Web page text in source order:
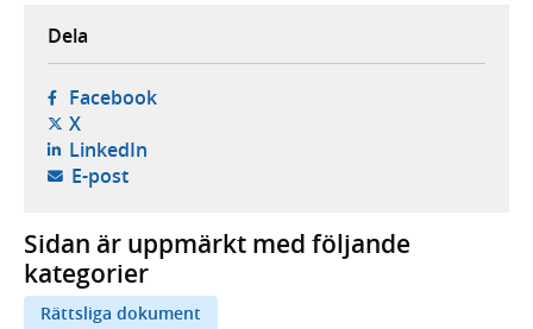
Dela
Facebook- öppnas i ny flik, extern webbplats,
X- öppnas i ny flik, extern webbplats,
LinkedIn- öppnas i ny flik, extern webbplats,
E-post- öppnar din e-postklient,
Sidan är uppmärkt med följande
kategorier
Rättsliga dokument